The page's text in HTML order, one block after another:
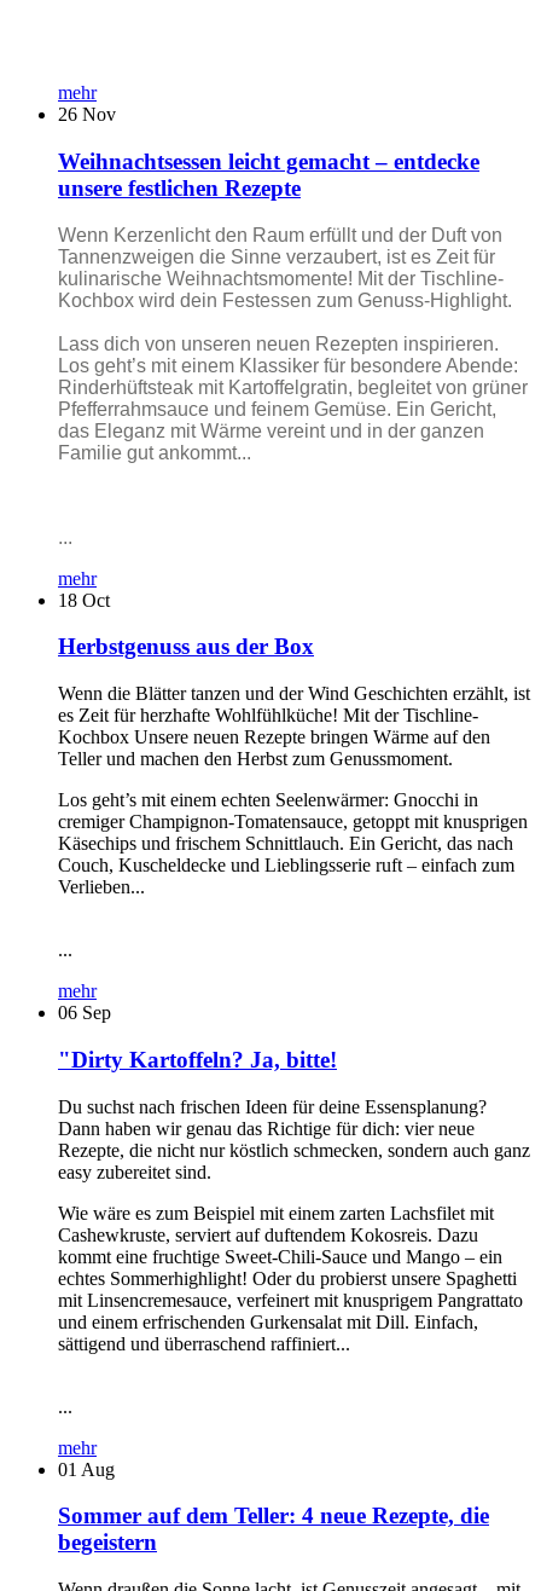
mehr
26 Nov
Weihnachtsessen leicht gemacht – entdecke
unsere festlichen Rezepte
Wenn Kerzenlicht den Raum erfüllt und der Duft von
Tannenzweigen die Sinne verzaubert, ist es Zeit für
kulinarische Weihnachtsmomente! Mit der Tischline-
Kochbox wird dein Festessen zum Genuss-Highlight.
Lass dich von unseren neuen Rezepten inspirieren.
Los geht’s mit einem Klassiker für besondere Abende:
Rinderhüftsteak mit Kartoffelgratin, begleitet von grüner
Pfefferrahmsauce und feinem Gemüse. Ein Gericht,
das Eleganz mit Wärme vereint und in der ganzen
Familie gut ankommt...
...
mehr
18 Oct
Herbstgenuss aus der Box
Wenn die Blätter tanzen und der Wind Geschichten erzählt, ist
es Zeit für herzhafte Wohlfühlküche! Mit der Tischline-
Kochbox Unsere neuen Rezepte bringen Wärme auf den
Teller und machen den Herbst zum Genussmoment.
Los geht’s mit einem echten Seelenwärmer: Gnocchi in
cremiger Champignon-Tomatensauce, getoppt mit knusprigen
Käsechips und frischem Schnittlauch. Ein Gericht, das nach
Couch, Kuscheldecke und Lieblingsserie ruft – einfach zum
Verlieben...
...
mehr
06 Sep
"Dirty Kartoffeln? Ja, bitte!
Du suchst nach frischen Ideen für deine Essensplanung?
Dann haben wir genau das Richtige für dich: vier neue
Rezepte, die nicht nur köstlich schmecken, sondern auch ganz
easy zubereitet sind.
Wie wäre es zum Beispiel mit einem zarten Lachsfilet mit
Cashewkruste, serviert auf duftendem Kokosreis. Dazu
kommt eine fruchtige Sweet-Chili-Sauce und Mango – ein
echtes Sommerhighlight! Oder du probierst unsere Spaghetti
mit Linsencremesauce, verfeinert mit knusprigem Pangrattato
und einem erfrischenden Gurkensalat mit Dill. Einfach,
sättigend und überraschend raffiniert...
...
mehr
01 Aug
Sommer auf dem Teller: 4 neue Rezepte, die
begeistern